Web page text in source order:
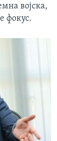
војска,
фокус.